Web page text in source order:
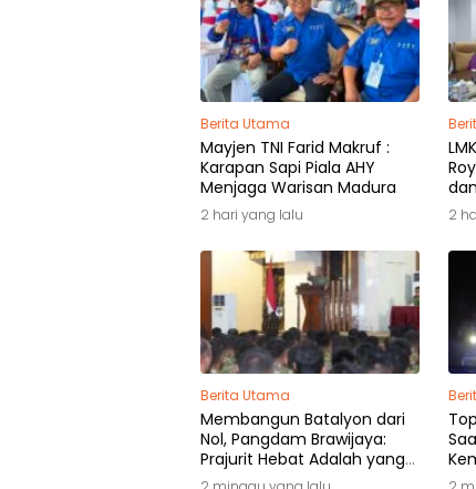
Berita Utama
Mayjen TNI Farid Makruf :
Karapan Sapi Piala AHY
Menjaga Warisan Madura
2 hari yang lalu 2
Berita Utama
Membangun Batalyon dari
Nol, Pangdam Brawijaya:
Prajurit Hebat Adalah yang
Dibutuhkan Rakyat